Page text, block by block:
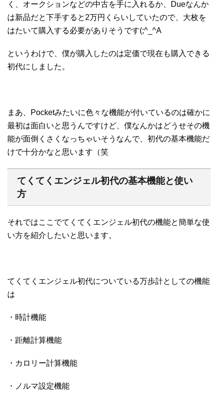
く、オークションなどの中古を手に入れるか、Dueなんか
は新品だと下手すると2万円くらいしていたので、大枚を
はたいて購入する必要がありそうです(;^_^A
というわけで、僕が購入したのは定価で現在も購入できる
初代にしました。
まあ、Pocketみたいに色々な機能が付いているのは確かに
最初は面白いと思うんですけど、僕なんかはどうせその機
能が面倒くさくなっちゃいそうなんで、初代の基本機能だ
けで十分かなと思います（笑
てくてくエンジェル初代の基本機能と使い
方
それではここでてくてくエンジェル初代の機能と簡単な使
い方を紹介したいと思います。
てくてくエンジェル初代についている万歩計としての機能
は
・時計機能
・距離計算機能
・カロリー計算機能
・ノルマ設定機能